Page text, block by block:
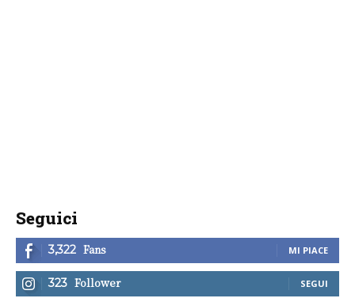
Seguici
3,322 Fans MI PIACE
323 Follower SEGUI